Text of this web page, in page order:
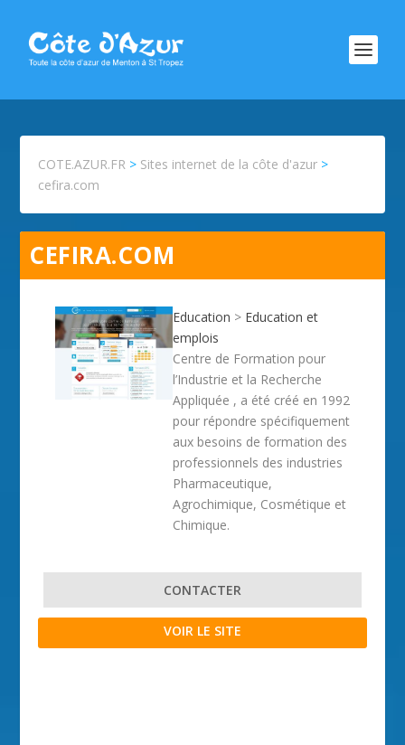
COTE.AZUR.FR > Sites internet de la côte d'azur >
cefira.com
CEFIRA.COM
Education > Education et
emplois
Centre de Formation pour
l’Industrie et la Recherche
Appliquée , a été créé en 1992
pour répondre spécifiquement
aux besoins de formation des
professionnels des industries
Pharmaceutique,
Agrochimique, Cosmétique et
Chimique.
CONTACTER
VOIR LE SITE